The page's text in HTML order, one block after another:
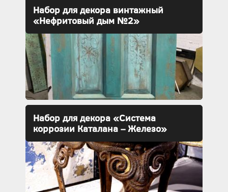
Набор для декора винтажный
«Нефритовый дым №2»
Набор для декора «Система
коррозии Каталана – Железо»